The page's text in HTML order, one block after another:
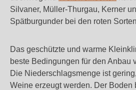
Silvaner, Müller-Thurgau, Kerner
Spätburgunder bei den roten
Das geschützte und warme
beste Bedingungen für den Anbau
Die Niederschlagsmenge ist
Weine erzeugt werden. Der Boden